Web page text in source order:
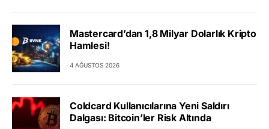
Mastercard’dan 1,8 Milyar Dolarlık Kripto
Hamlesi!
4 AĞUSTOS 2026
Coldcard Kullanıcılarına Yeni Saldırı
Dalgası: Bitcoin’ler Risk Altında